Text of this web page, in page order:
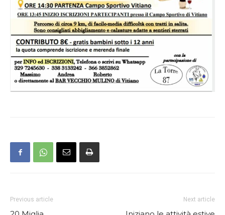
Previous article Next article